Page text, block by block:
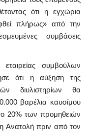
ότι η εγχώρια
πλήρως» από την
συμβάσεις
συμβούλων
ότι η αύξηση της
διυλιστηρίων θα
βαρέλια καυσίμου
20% των προμηθειών
πριν από τον